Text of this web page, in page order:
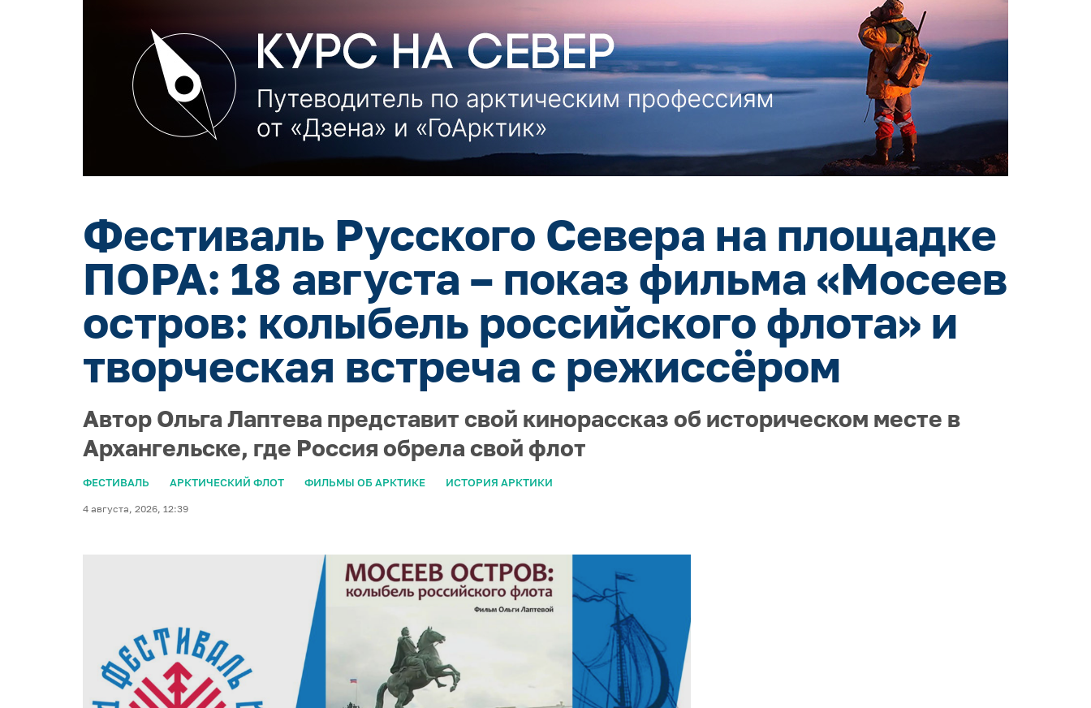
Фестиваль Русского Севера на площадке
ПОРА: 18 августа – показ фильма «Мосеев
остров: колыбель российского флота» и
творческая встреча с режиссёром
Автор Ольга Лаптева представит свой кинорассказ об историческом месте в
Архангельске, где Россия обрела свой флот
ФЕСТИВАЛЬ АРКТИЧЕСКИЙ ФЛОТ ФИЛЬМЫ ОБ АРКТИКЕ ИСТОРИЯ АРКТИКИ
4 августа, 2026, 12:39